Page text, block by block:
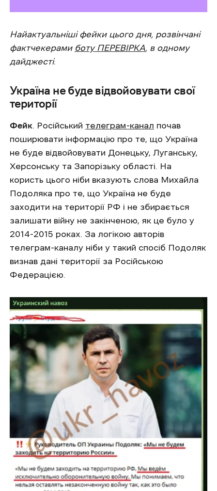
Найактуальніші фейки цього дня, розвінчані
фактчекерами боту ПЕРЕВІРКА, в одному
дайджесті.
Україна не буде відвойовувати свої
території
Фейк. Російський телеграм-канал почав
поширювати інформацію про те, що Україна
не буде відвойовувати Донецьку, Луганську,
Херсонську та Запорізьку області. На
користь цього ніби вказують слова Михайла
Подоляка про те, що Україна не буде
заходити на території РФ і не збирається
залишати війну не закінченою, як це було у
2014-2015 роках. За логікою авторів
телеграм-каналу ніби у такий спосіб Подоляк
визнав дані території за Російською
Федерацією.